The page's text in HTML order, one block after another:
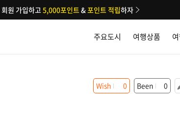
주요도시 여행상품
회원 가입하고5,000포인트&포인트 적립하자
Wish 0 Been 0